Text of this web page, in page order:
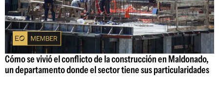
Cómo se vivió el conflicto de la construcción en Maldonado,
un departamento donde el sector tiene sus particularidades